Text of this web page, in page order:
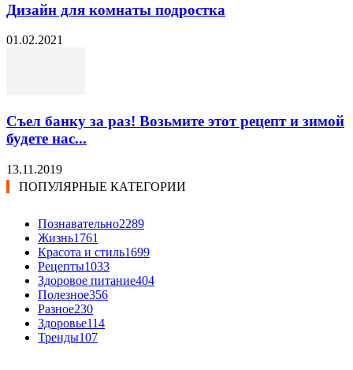
Дизайн для комнаты подростка
01.02.2021
Съел банку за раз! Возьмите этот рецепт и зимой
будете нас...
13.11.2019
ПОПУЛЯРНЫЕ КАТЕГОРИИ
Познавательно2289
Жизнь1761
Красота и стиль1699
Рецепты1033
Здоровое питание404
Полезное356
Разное230
Здоровье114
Тренды107